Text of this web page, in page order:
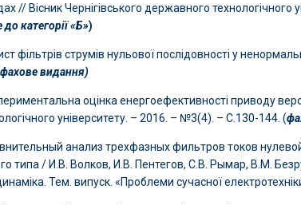
// Вісник Чернігівського державного
категорії «Б»)
фільтрів струмів нульової послідовності у
фахове видання)
оцінка енергоефективності приводу
університету. – 2016. – №3(4). – С.130-144. (
анализ трехфазных фильтров токов
типа / И.В. Волков, И.В. Пентегов, С.В. Рымар, В.М.
Тем. випуск. «Проблеми сучасної